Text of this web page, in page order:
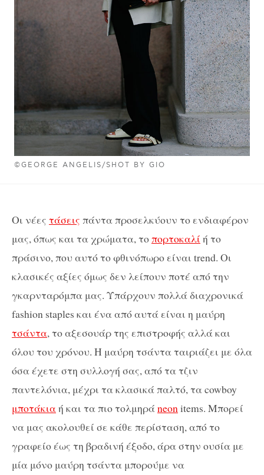
©GEORGE ANGELIS/SHOT BY GIO
Οι νέες τάσεις πάντα προσελκύουν το ενδιαφέρον
μας, όπως και τα χρώματα, τοπορτοκαλί ή το
πράσινο, που αυτό το φθινόπωρο είναι trend. Οι
κλασικές αξίες όμως δεν λείπουν ποτέ από την
γκαρνταρόμπα μας. Υπάρχουν πολλά διαχρονικά
fashion staples και ένα από αυτά είναι η μαύρη
τσάντα, το αξεσουάρ της επιστροφής αλλά και
όλου του χρόνου. Η μαύρη τσάντα ταιριάζει με όλα
όσα έχετε στη συλλογή σας, από τα τζιν
παντελόνια, μέχρι τα κλασικά παλτό, τα cowboy
μποτάκιαή και τα πιο τολμηράneon items. Μπορεί
να μας ακολουθεί σε κάθε περίσταση, από το
γραφείο έως τη βραδινή έξοδο, άρα στην ουσία με
μία μόνο μαύρη τσάντα μπορούμε να